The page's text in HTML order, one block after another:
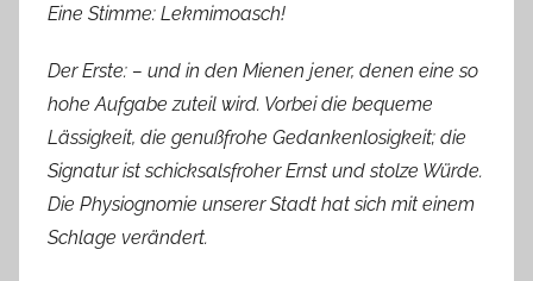
Eine Stimme: Lekmimoasch!
Der Erste: – und in den Mienen jener, denen eine so
hohe Aufgabe zuteil wird. Vorbei die bequeme
Lässigkeit, die genußfrohe Gedankenlosigkeit; die
Signatur ist schicksalsfroher Ernst und stolze Würde.
Die Physiognomie unserer Stadt hat sich mit einem
Schlage verändert.